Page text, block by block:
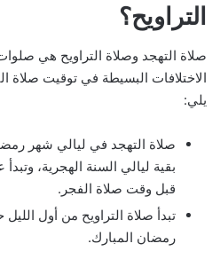
التراويح؟
صلاة التهجد وصلاة التراويح هي
الاختلافات البسيطة في توقيت صلاة
يلي:
صلاة التهجد في ليالي شهر
بقية ليالي السنة الهجرية،
قبل وقت صلاة الفجر.
تبدأ صلاة التراويح من أول
رمضان المبارك.